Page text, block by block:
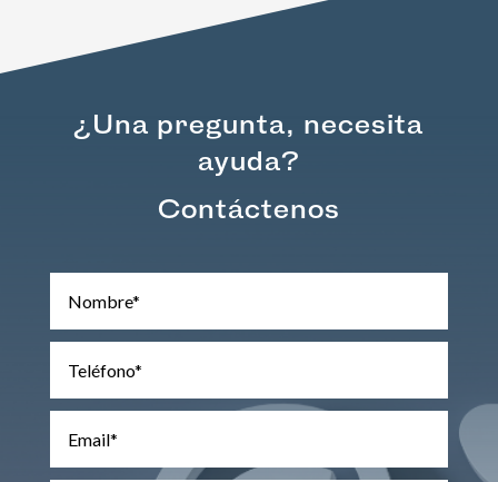
¿Una pregunta, necesita
ayuda?
Contáctenos